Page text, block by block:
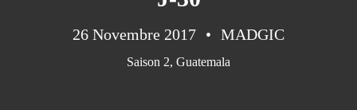
26 Novembre 2017 MADGIC
Saison 2, Guatemala